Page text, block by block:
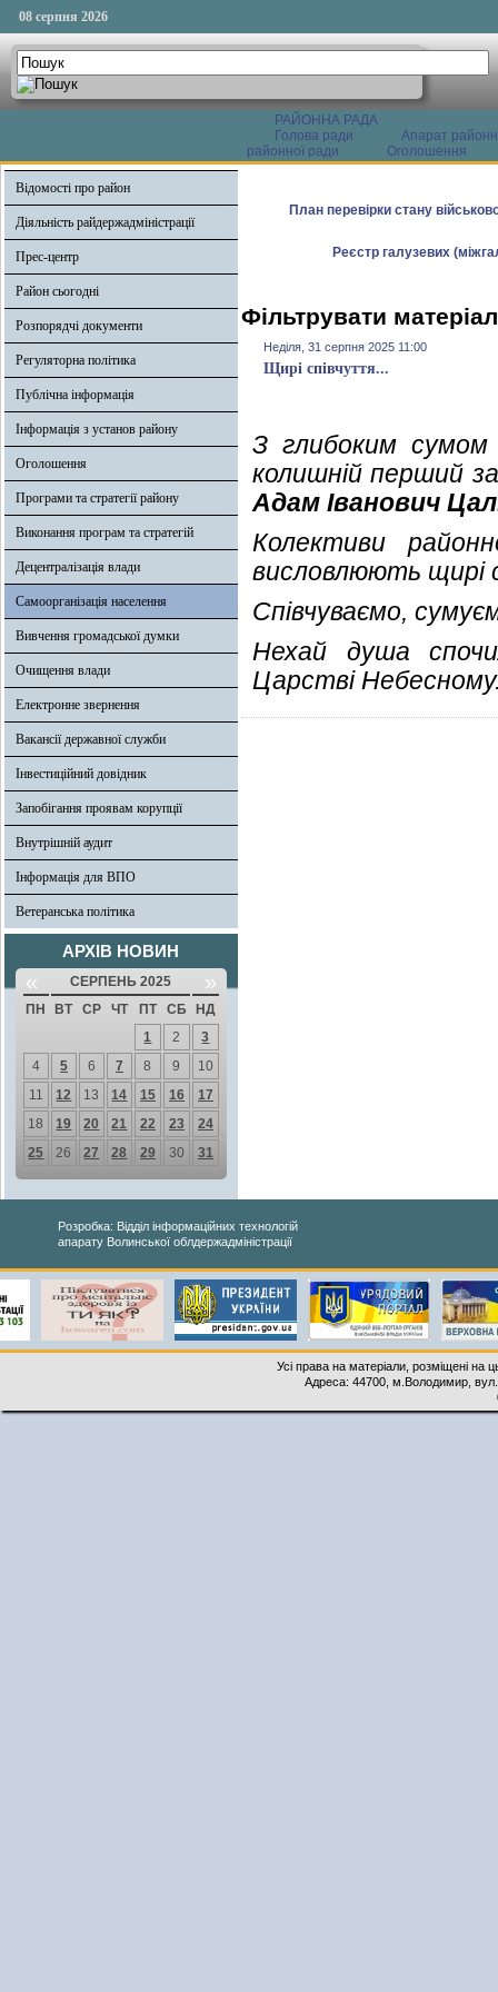
08 серпня 2026
РАЙОННА РАДА
Голова ради
Апарат
районної ради
Оголошення
Відомості про район
Діяльність райдержадміністрації
Прес-центр
Район сьогодні
Розпорядчі документи
Регуляторна політика
Публічна інформація
Інформація з установ району
Оголошення
Програми та стратегії району
Виконання програм та стратегій
Децентралізація влади
Самоорганізація населення
Вивчення громадської думки
Очищення влади
Електронне звернення
Вакансії державної служби
Інвестиційний довідник
Запобігання проявам корупції
Внутрішній аудит
Інформація для ВПО
Ветеранська політика
АРХІВ НОВИН
« СЕРПЕНЬ 2025 »
ПН ВТ СР ЧТ ПТ СБ
НД
1
2
3
4
5 6 7 8 9
10
11
12 13 14 15 16
17
18
19 20 21 22 23
24
25
26 27 28 29 30 31
План перевірки стану
Реєстр галузевих
Фільтрувати
Неділя, 31 серпня 2025 11:00
Щирі співчуття...
З глибоким сумом
колишній перший
Адам Іванович
Колективи
висловлюють щирі
Співчуваємо,
Нехай душа
Царстві
Розробка: Відділ інформаційних технологій
апарату Волинської облдержадміністрації
Усі права на матеріали, розміщені на
Адреса: 44700, м.Володимир,